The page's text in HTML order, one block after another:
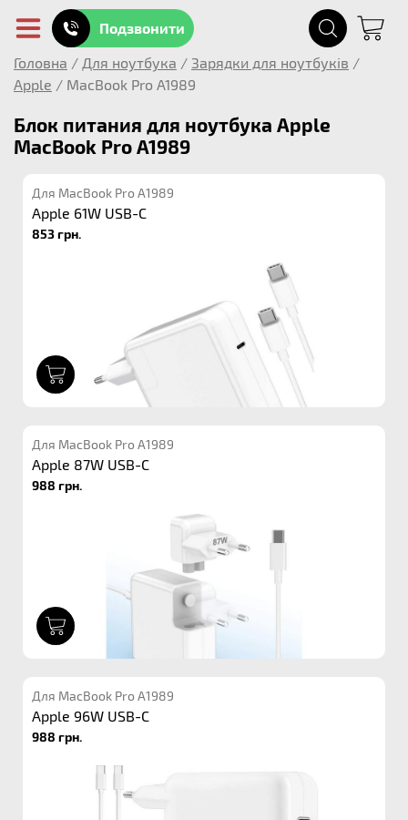
Подзвонити
Головна / Для ноутбука / Зарядки для ноутбуків /
Apple / MacBook Pro A1989
Блок питания для ноутбука Apple
MacBook Pro A1989
Для MacBook Pro A1989
Apple 61W USB-C
853 грн.
Для MacBook Pro A1989
Apple 87W USB-C
988 грн.
Для MacBook Pro A1989
Apple 96W USB-C
988 грн.